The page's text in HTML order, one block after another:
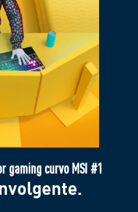
gaming curvo MSI #1